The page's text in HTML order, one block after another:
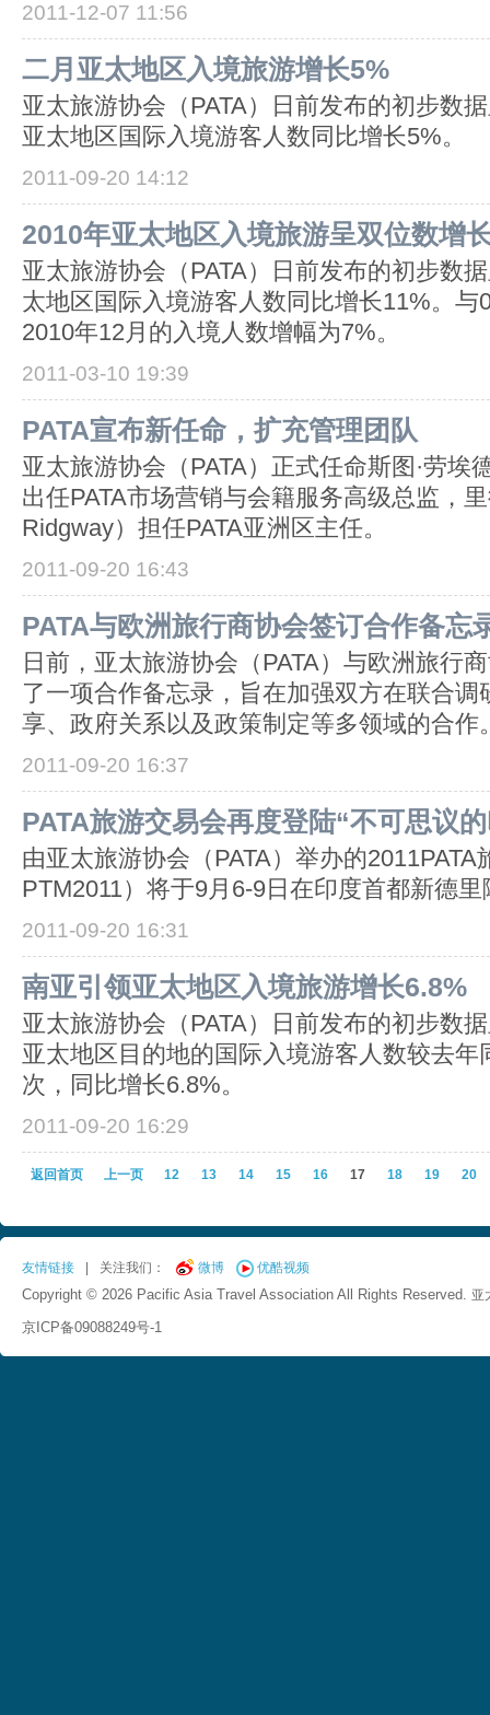
2011-12-07 11:56
二月亚太地区入境旅游增长5%
亚太旅游协会（PATA）日前发布的初步数
亚太地区国际入境游客人数同比增长5%。
2011-09-20 14:12
2010年亚太地区入境旅游呈双位数增
亚太旅游协会（PATA）日前发布的初步数
太地区国际入境游客人数同比增长11%。与
2010年12月的入境人数增幅为7%。
2011-03-10 19:39
PATA宣布新任命，扩充管理团队
亚太旅游协会（PATA）正式任命斯图·劳埃
出任PATA市场营销与会籍服务高级总监，
Ridgway）担任PATA亚洲区主任。
2011-09-20 16:43
PATA与欧洲旅行商协会签订合作备忘
日前，亚太旅游协会（PATA）与欧洲旅行
了一项合作备忘录，旨在加强双方在联合调
享、政府关系以及政策制定等多领域的合作
2011-09-20 16:37
PATA旅游交易会再度登陆“不可思议
由亚太旅游协会（PATA）举办的
PTM2011）将于9月6-9日在印度首都新德
2011-09-20 16:31
南亚引领亚太地区入境旅游增长6.8%
亚太旅游协会（PATA）日前发布的初步数
亚太地区目的地的国际入境游客人数较去年
次，同比增长6.8%。
2011-09-20 16:29
返回首页 上一页 12 13 14 15 16 17 18 19 20
友情链接 关注我们： 微博 优酷视频
Copyright © 2026 Pacific Asia Travel Association All Rights Reserved. 亚
京ICP备09088249号-1